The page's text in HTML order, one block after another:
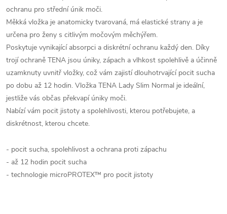
ochranu pro střední únik moči.
Měkká vložka je anatomicky tvarovaná, má elastické strany a je
určena pro ženy s citlivým močovým měchýřem.
Poskytuje vynikající absorpci a diskrétní ochranu každý den. Díky
trojí ochraně TENA jsou úniky, zápach a vlhkost spolehlivě a účinně
uzamknuty uvnitř vložky, což vám zajistí dlouhotrvající pocit sucha
po dobu až 12 hodin. Vložka TENA Lady Slim Normal je ideální,
jestliže vás občas překvapí úniky moči.
Nabízí vám pocit jistoty a spolehlivosti, kterou potřebujete, a
diskrétnost, kterou chcete.
- pocit sucha, spolehlivost a ochrana proti zápachu
- až 12 hodin pocit sucha
- technologie microPROTEX™ pro pocit jistoty